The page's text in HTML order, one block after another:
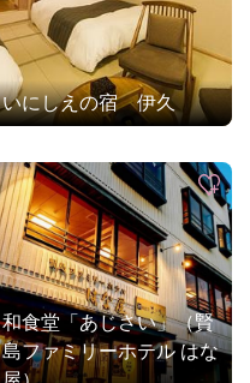
いにしえの宿 伊久
和食堂「あじさい」（賢
島ファミリーホテル はな